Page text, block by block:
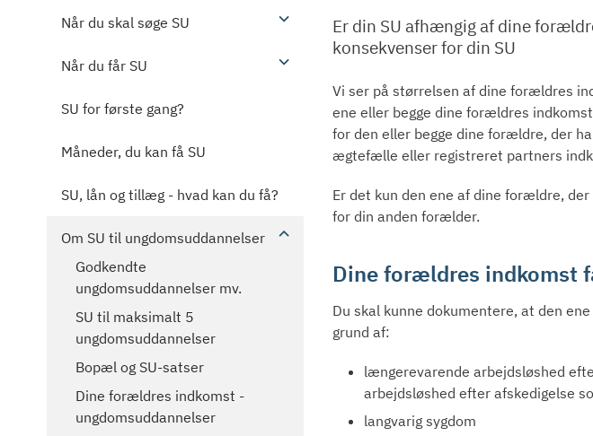
Når du skal søge SU
Når du får SU
SU for første gang?
Måneder, du kan få SU
SU, lån og tillæg - hvad kan du få?
Om SU til ungdomsuddannelser
Godkendte
ungdomsuddannelser mv.
SU til maksimalt 5
ungdomsuddannelser
Bopæl og SU-satser
Dine forældres indkomst -
ungdomsuddannelser
Er din SU afhængig af dine
konsekvenser for din SU
Vi ser på størrelsen af dine forældres
ene eller begge dine forældres
for den eller begge dine forældre, der
ægtefælle eller registreret partners
Er det kun den ene af dine forældre,
for din anden forælder.
Dine forældres indkomst
Du skal kunne dokumentere, at den
grund af:
længerevarende arbejdsløshed
arbejdsløshed efter afskedigelse
langvarig sygdom